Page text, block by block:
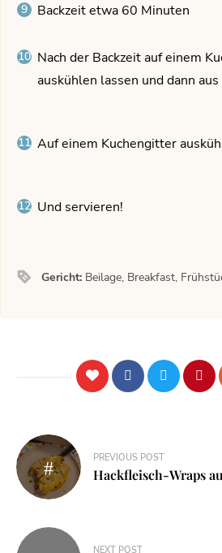
Backzeit etwa 60 Minuten
Nach der Backzeit auf einem
auskühlen lassen und dann
Auf einem Kuchengitter
Und servieren!
Gericht: Beilage, Breakfast,
PREVIOUS POST
Hackfleisch-Wraps
NEXT POST